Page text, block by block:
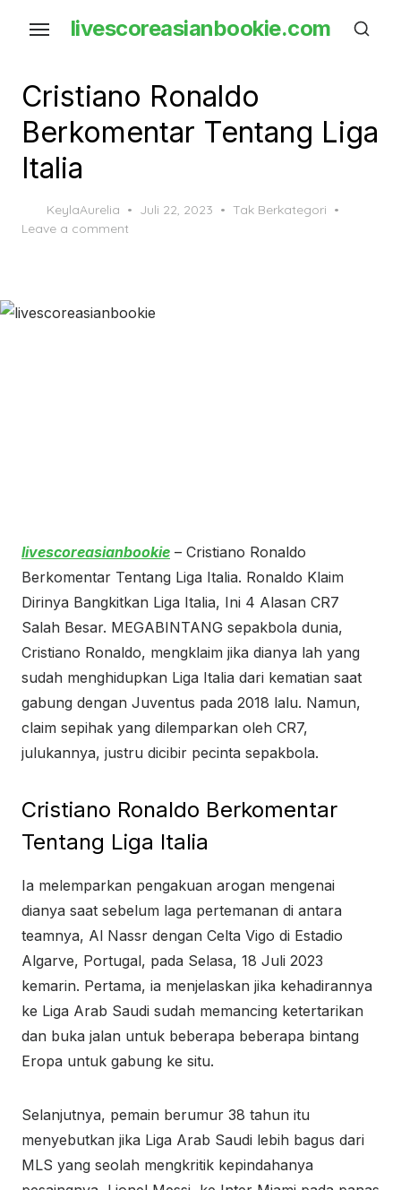
content
livescoreasianbookie.com
Cristiano Ronaldo
Berkomentar Tentang Liga
Italia
KeylaAurelia
Posted
Juli 22, 2023
Tak Berkategori
Leave a comment
livescoreasianbookie – Cristiano Ronaldo
Berkomentar Tentang Liga Italia. Ronaldo Klaim
Dirinya Bangkitkan Liga Italia, Ini 4 Alasan CR7
Salah Besar. MEGABINTANG sepakbola dunia,
Cristiano Ronaldo, mengklaim jika dianya lah yang
sudah menghidupkan Liga Italia dari kematian saat
gabung dengan Juventus pada 2018 lalu. Namun,
claim sepihak yang dilemparkan oleh CR7,
julukannya, justru dicibir pecinta sepakbola.
Cristiano Ronaldo Berkomentar
Tentang Liga Italia
Ia melemparkan pengakuan arogan mengenai
dianya saat sebelum laga pertemanan di antara
teamnya, Al Nassr dengan Celta Vigo di Estadio
Algarve, Portugal, pada Selasa, 18 Juli 2023
kemarin. Pertama, ia menjelaskan jika kehadirannya
ke Liga Arab Saudi sudah memancing ketertarikan
dan buka jalan untuk beberapa beberapa bintang
Eropa untuk gabung ke situ.
Selanjutnya, pemain berumur 38 tahun itu
menyebutkan jika Liga Arab Saudi lebih bagus dari
MLS yang seolah mengkritik kepindahanya